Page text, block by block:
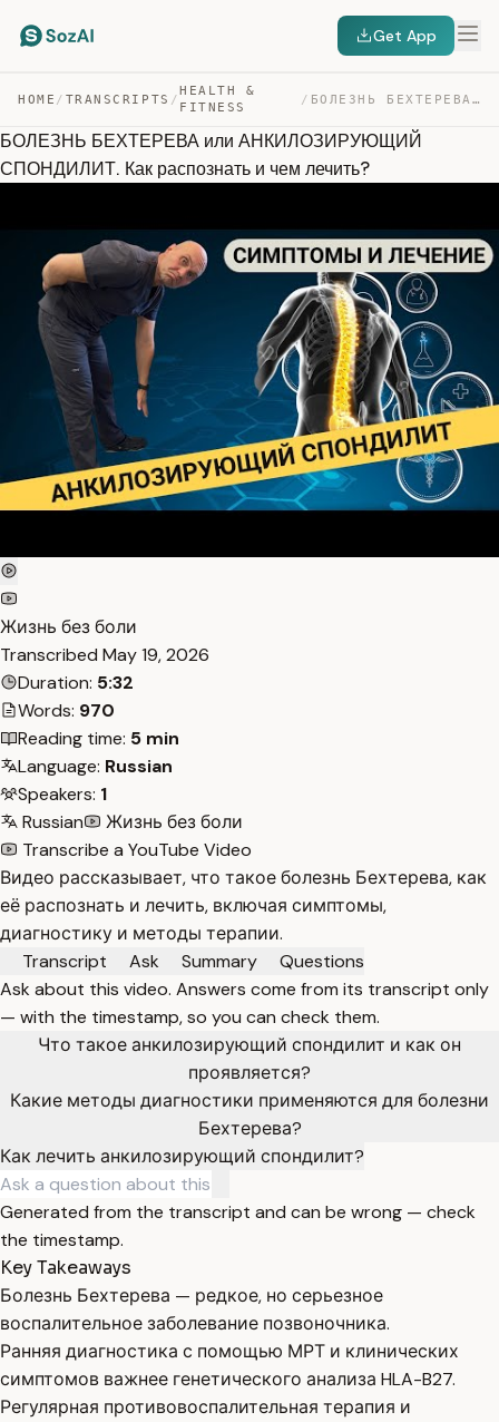
Get App
HOME / TRANSCRIPTS /
HEALTH &
FITNESS
/ БОЛЕЗНЬ БЕХТЕРЕВА ИЛИ АНКИЛОЗИРУЮЩИЙ СПОНДИЛИТ. КАК РАС… — TRANSCRIPT
БОЛЕЗНЬ БЕХТЕРЕВА или АНКИЛОЗИРУЮЩИЙ
СПОНДИЛИТ. Как распознать и чем лечить?
Жизнь без боли
Transcribed May 19, 2026
Duration: 5:32
Words: 970
Reading time: 5 min
Language: Russian
Speakers: 1
Russian
Жизнь без боли
Transcribe a YouTube Video
Видео рассказывает, что такое болезнь Бехтерева, как
её распознать и лечить, включая симптомы,
диагностику и методы терапии.
Transcript
Ask Summary
Questions
Ask about this video. Answers come from its transcript only
— with the timestamp, so you can check them.
Что такое анкилозирующий спондилит и как он
проявляется?
Какие методы диагностики применяются для болезни
Бехтерева?
Как лечить анкилозирующий спондилит?
Generated from the transcript and can be wrong — check
the timestamp.
Key Takeaways
Болезнь Бехтерева — редкое, но серьезное
воспалительное заболевание позвоночника.
Ранняя диагностика с помощью МРТ и клинических
симптомов важнее генетического анализа HLA-B27.
Регулярная противовоспалительная терапия и